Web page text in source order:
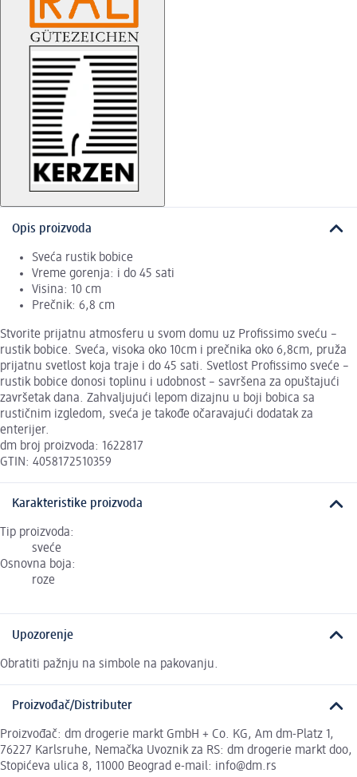
Opis proizvoda
Sveća rustik bobice
Vreme gorenja: i do 45 sati
Visina: 10 cm
Prečnik: 6,8 cm
Stvorite prijatnu atmosferu u svom domu uz Profissimo sveću –
rustik bobice. Sveća, visoka oko 10cm i prečnika oko 6,8cm, pruža
prijatnu svetlost koja traje i do 45 sati. Svetlost Profissimo sveće –
rustik bobice donosi toplinu i udobnost – savršena za opuštajući
završetak dana. Zahvaljujući lepom dizajnu u boji bobica sa
rustičnim izgledom, sveća je takođe očaravajući dodatak za
enterijer.
dm broj proizvoda: 1622817
GTIN: 4058172510359
Karakteristike proizvoda
Tip proizvoda:
sveće
Osnovna boja:
roze
Upozorenje
Obratiti pažnju na simbole na pakovanju.
Proizvođač/Distributer
Proizvođač: dm drogerie markt GmbH + Co. KG, Am dm-Platz 1,
76227 Karlsruhe, Nemačka Uvoznik za RS: dm drogerie markt doo,
Stopićeva ulica 8, 11000 Beograd e-mail: info@dm.rs